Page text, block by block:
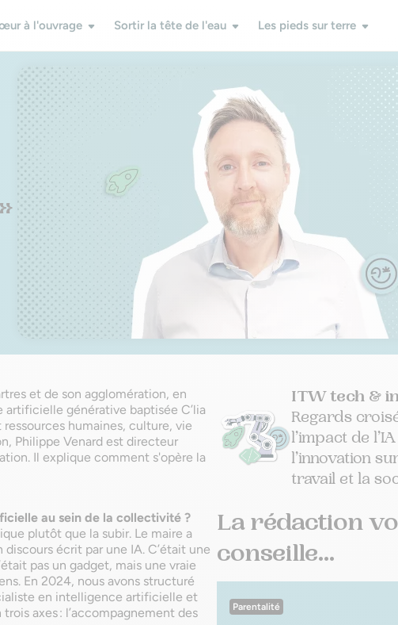
à l'ouvrage Sortir la tête de l'eau Les pieds sur terre
et de son agglomération, en
générative baptisée C’lia
humaines, culture, vie
Philippe Venard est directeur
Il explique comment s'opère la
au sein de la collectivité ?
plutôt que la subir. Le maire a
écrit par une IA. C’était une
pas un gadget, mais une vraie
En 2024, nous avons structuré
en intelligence artificielle et
axes : l’accompagnement des
ITW tech &
Regards
l’impact de
l’innovation
travail et la
La rédaction
conseille...
Parentalité